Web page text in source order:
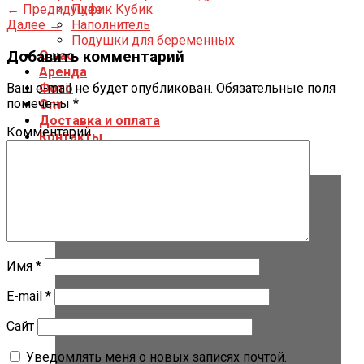
Пуфик Кубик
Наполнитель
Подушки для беременных
О нас
Аренда
Фото
Опт
Доставка и оплата
Контакты
← Предидущее
Далее →
Добавить комментарий
Ваш e-mail не будет опубликован. Обязательные поля
помечены *
Комментарий
Имя *
E-mail *
Сайт
Уведомлять меня о новых записях почтой.